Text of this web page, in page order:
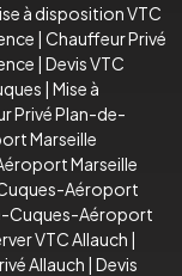
à disposition VTC
| Chauffeur Privé
| Devis VTC
| Mise à
Privé Plan-de-
Marseille
Marseille
Aéroport
Cuques-Aéroport
VTC Allauch |
Allauch | Devis